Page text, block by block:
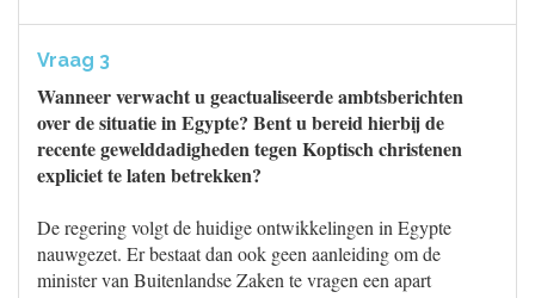
Vraag 3
Wanneer verwacht u geactualiseerde ambtsberichten
over de situatie in Egypte? Bent u bereid hierbij de
recente gewelddadigheden tegen Koptisch christenen
expliciet te laten betrekken?
De regering volgt de huidige ontwikkelingen in Egypte
nauwgezet. Er bestaat dan ook geen aanleiding om de
minister van Buitenlandse Zaken te vragen een apart